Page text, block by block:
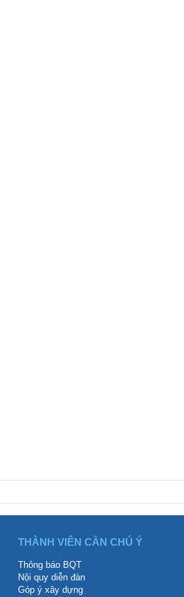
THÀNH VIÊN CẦN CHÚ Ý
Thông báo BQT
Nội quy diễn đàn
Góp ý xây dựng